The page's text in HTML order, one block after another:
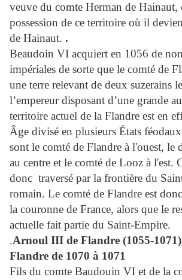
veuve du comte Herman de Hainaut,
possession de ce territoire où il
de Hainaut. .
Beaudoin VI acquiert en 1056 de
impériales de sorte que le comté de
une terre relevant de deux suzerains
l’empereur disposant d’une grande
territoire actuel de la Flandre est en
Âge divisé en plusieurs États
sont le comté de Flandre à l'ouest, le
au centre et le comté de Looz à l'est.
donc traversé par la frontière du
romain. Le comté de Flandre est
la couronne de France, alors que le
actuelle fait partie du Saint-Empire.
.Arnoul III de Flandre (1055-
Flandre de 1070 à 1071
Fils du comte Baudouin VI et de la